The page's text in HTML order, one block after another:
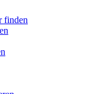
finden